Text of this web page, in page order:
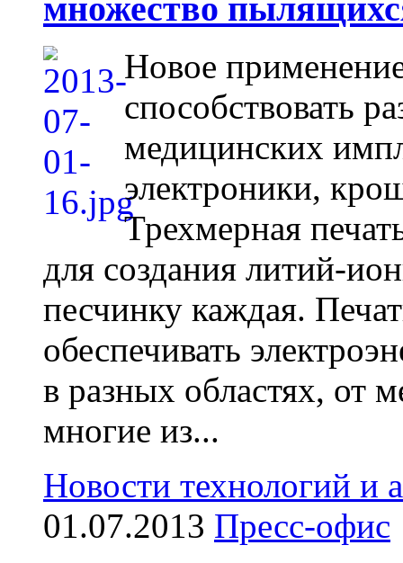
множество
Новое
способствовать
медицинских
электроники,
Трехмерная
для создания литий-
песчинку каждая.
обеспечивать
в разных областях, от
многие из...
Новости технологий и
01.07.2013 Пресс-офис